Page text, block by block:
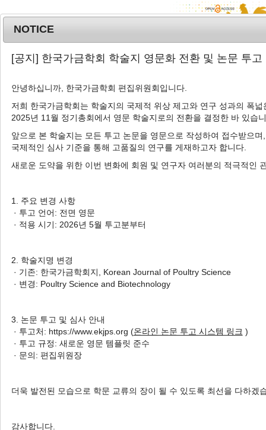
T
o
e
n
a
MENU
Advanced Search List
Author: Jee Soo Seo
1 Articles are founded.
Reproductive Hormone
Concentrations of Plasma and
LED 조명의 색이 평사 사육 갈
색 산란계의 산란성적, 계란 품질 및 혈액과 난관 내 번식
호르몬 농도에 미치는 영향
김희나, 고한서, 장현수, 강유현, 서지수, 강환구, 오상집
NOTICE
[공지] 한국가금학회 학술지 영문화 전환 및 논문 투고
안녕하십니까, 한국가금학회 편집위원회입니다.
저희 한국가금학회는 학술지의 국제적 위상 제고와 연구 성과의 폭넓
2025년 11월 정기총회에서 영문 학술지로의 전환을 결정한 바 있습
앞으로 본 학술지는 모든 투고 논문을 영문으로 작성하여 접수받으며,
국제적인 심사 기준을 통해 고품질의 연구를 게재하고자 합니다.
새로운 도약을 위한 이번 변화에 회원 및 연구자 여러분의 적극적인
1. 주요 변경 사항
· 투고 언어: 전면 영문
· 적용 시기: 2026년 5월 투고분부터
2. 학술지명 변경
· 기존: 한국가금학회지, Korean Journal of Poultry Science
· 변경: Poultry Science and Biotechnology
3. 논문 투고 및 심사 안내
· 투고처: https://www.ekjps.org (온라인 논문 투고 시스템 링크 )
· 투고 규정: 새로운 영문 템플릿 준수
· 문의: 편집위원장
더욱 발전된 모습으로 학문 교류의 장이 될 수 있도록 최선을 다하겠
감사합니다.